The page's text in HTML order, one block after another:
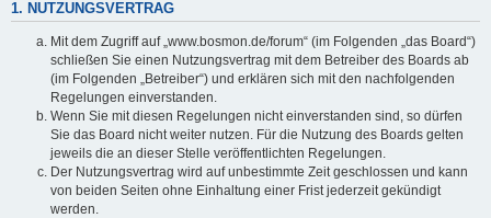
1. NUTZUNGSVERTRAG
Mit dem Zugriff auf „www.bosmon.de/forum“ (im Folgenden „das Board“)
schließen Sie einen Nutzungsvertrag mit dem Betreiber des Boards ab
(im Folgenden „Betreiber“) und erklären sich mit den nachfolgenden
Regelungen einverstanden.
Wenn Sie mit diesen Regelungen nicht einverstanden sind, so dürfen
Sie das Board nicht weiter nutzen. Für die Nutzung des Boards gelten
jeweils die an dieser Stelle veröffentlichten Regelungen.
Der Nutzungsvertrag wird auf unbestimmte Zeit geschlossen und kann
von beiden Seiten ohne Einhaltung einer Frist jederzeit gekündigt
werden.